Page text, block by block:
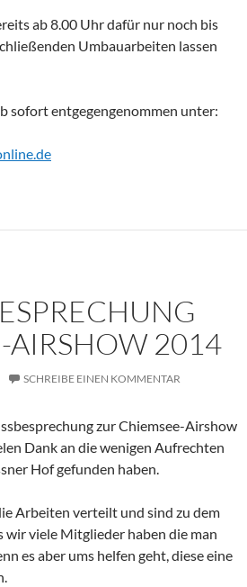
ab 8.00 Uhr dafür nur noch bis
Umbauarbeiten lassen
sofort entgegengenommen unter:
AIRSHOW 2014
SCHREIBE EINEN KOMMENTAR
zur Chiemsee-Airshow
Dank an die wenigen Aufrechten
Hof gefunden haben.
Arbeiten verteilt und sind zu dem
wir viele Mitglieder haben die man
es aber ums helfen geht, diese eine